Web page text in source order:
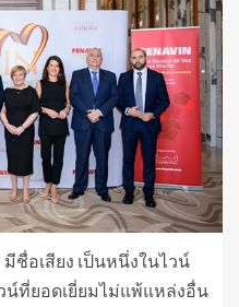
มีชื่อเสียง เป็นหนึ่งในไวน์
น์ที่ยอดเยี่ยมไม่แพ้แหล่งอื่น